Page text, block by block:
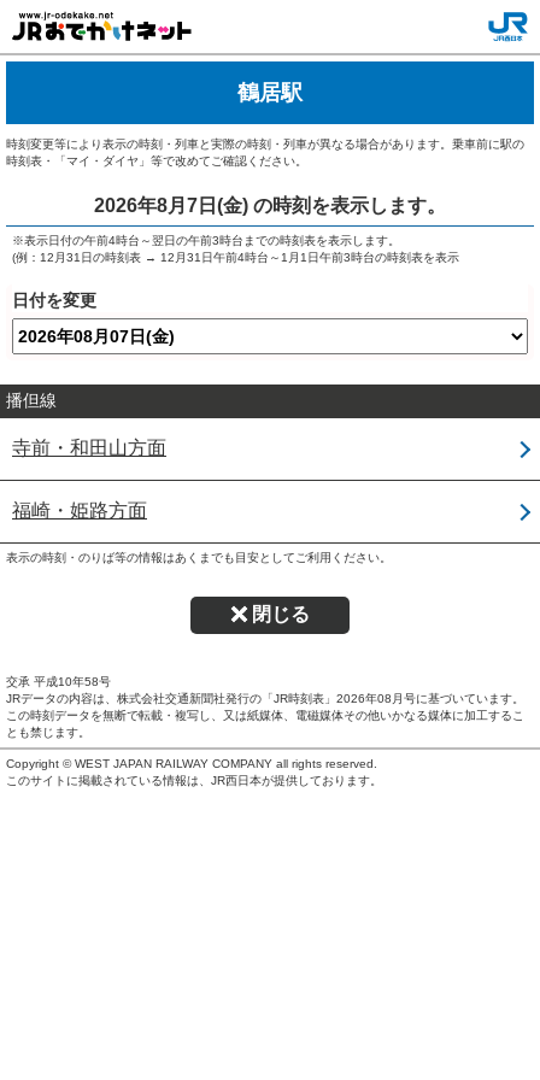
鶴居駅
時刻変更等により表示の時刻・列車と実際の時刻・列車が異なる場合があります。乗車前に駅の
時刻表・「マイ・ダイヤ」等で改めてご確認ください。
2026年8月7日(金) の時刻を表示します。
日付を変更
※表示日付の午前4時台～翌日の午前3時台までの時刻表を表示します。
(例：12月31日の時刻表 → 12月31日午前4時台～1月1日午前3時台の時刻表を表示
播但線
寺前・和田山方面
福崎・姫路方面
表示の時刻・のりば等の情報はあくまでも目安としてご利用ください。
閉じる
交承 平成10年58号
JRデータの内容は、株式会社交通新聞社発行の「JR時刻表」 2026年08月号に基づいています。
この時刻データを無断で転載・複写し、又は紙媒体、電磁媒体その他いかなる媒体に加工するこ
とも禁じます。
Copyright © WEST JAPAN RAILWAY COMPANY all rights reserved.
このサイトに掲載されている情報は、JR西日本が提供しております。